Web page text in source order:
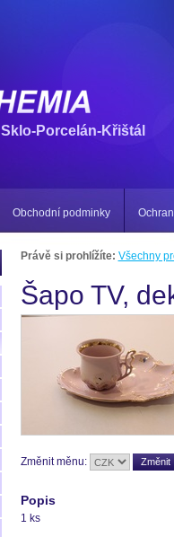
Sklo-Porcelán-Křištál
Obchodní podminky
Právě si prohlížíte: Všechny
Šapo TV,
Změnit měnu:
Popis
1 ks